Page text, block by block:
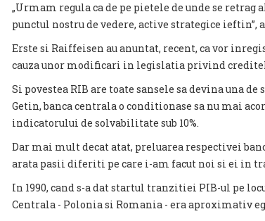
„Urmam regula ca de pe pietele de unde se
punctul nostru de vedere, active strategice ieftin”, a
Erste si Raiffeisen au anuntat, recent, ca vor
cauza unor modificari in legislatia privind
Si povestea RIB are toate sansele sa devina una de
Getin, banca centrala o conditionase sa nu mai
indicatorului de solvabilitate sub 10%.
Dar mai mult decat atat, preluarea respectivei
arata pasii diferiti pe care i-am facut noi si ei in
In 1990, cand s-a dat startul tranzitiei PIB-ul pe
Centrala - Polonia si Romania - era aproximativ